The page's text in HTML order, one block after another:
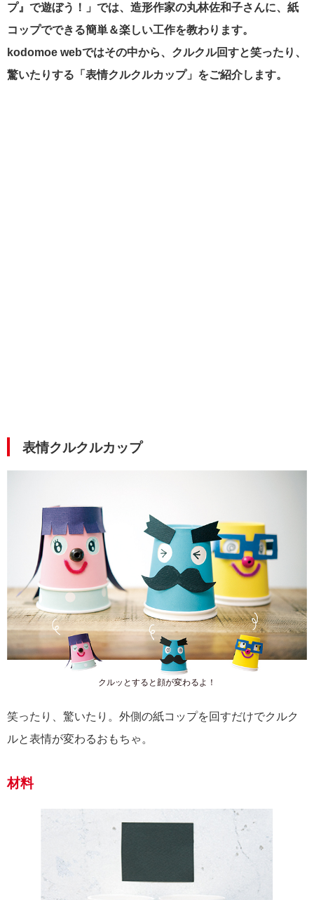
プ』で遊ぼう！」では、造形作家の丸林佐和子さんに、紙
コップでできる簡単＆楽しい工作を教わります。
kodomoe webではその中から、クルクル回すと笑ったり、
驚いたりする「表情クルクルカップ」をご紹介します。
表情クルクルカップ
クルッとすると顔が変わるよ！
笑ったり、驚いたり。外側の紙コップを回すだけでクルク
ルと表情が変わるおもちゃ。
材料